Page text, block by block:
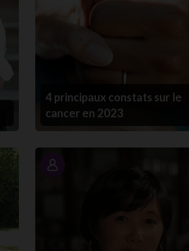
4 principaux constats sur le
cancer en 2023
Portrait